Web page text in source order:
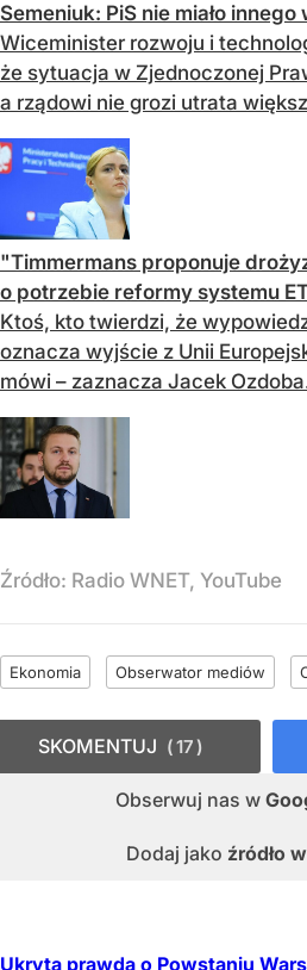
Semeniuk: PiS nie miało innego
Wiceminister rozwoju i
że sytuacja w Zjednoczonej
a rządowi nie grozi utrata
"Timmermans proponuje
o potrzebie reformy systemu
Ktoś, kto twierdzi, że
oznacza wyjście z Unii
mówi – zaznacza Jacek
Źródło: Radio WNET, YouTube
Ekonomia Obserwator mediów
Obserwuj nas w
Dodaj jako źródło
SKOMENTUJ 17
Ukryta prawda o Powstaniu